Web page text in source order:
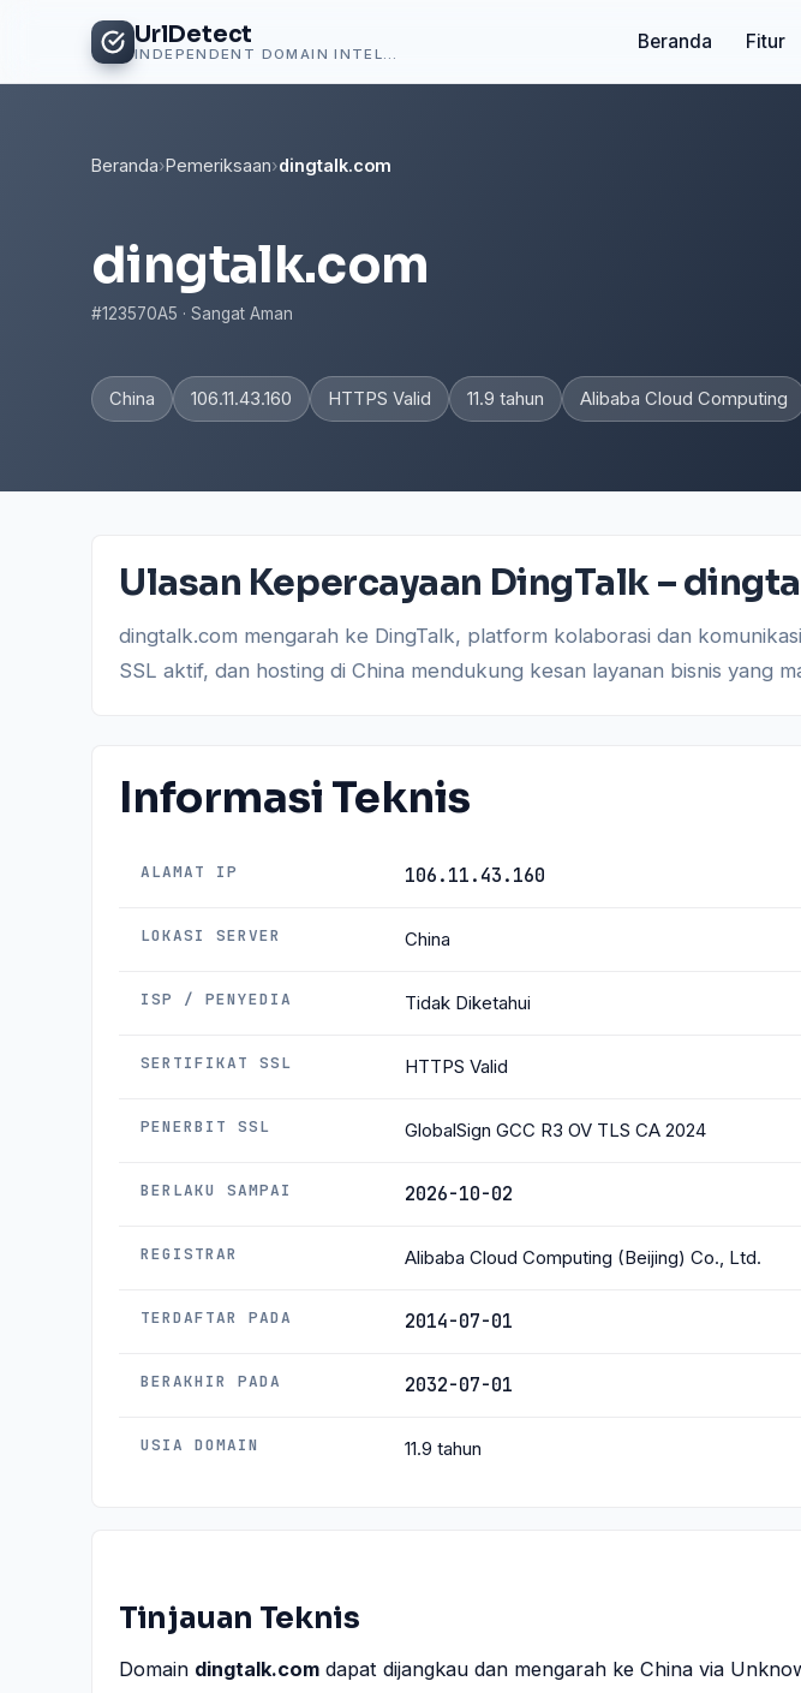
UrlDetect Beranda Fitur
Beranda›Pemeriksaan›dingtalk.com
dingtalk.com
#123570A5 · Sangat Aman
China 106.11.43.160 HTTPS Valid 11.9 tahun Alibaba Cloud Computing
Ulasan Kepercayaan DingTalk –
dingtalk.com mengarah ke DingTalk, platform kolaborasi dan
SSL aktif, dan hosting di China mendukung kesan layanan bisnis yang
Informasi Teknis
ALAMAT IP 106.11.43.160
LOKASI SERVER China
ISP / PENYEDIA Tidak Diketahui
SERTIFIKAT SSL HTTPS Valid
PENERBIT SSL GlobalSign GCC R3 OV TLS CA 2024
BERLAKU SAMPAI 2026-10-02
REGISTRAR Alibaba Cloud Computing (Beijing) Co., Ltd.
TERDAFTAR PADA 2014-07-01
BERAKHIR PADA 2032-07-01
USIA DOMAIN 11.9 tahun
Tinjauan Teknis
Domain dingtalk.com dapat dijangkau dan mengarah ke China via